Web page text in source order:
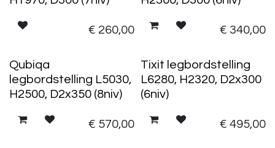
€ 260,00 € 340,00
Qubiqa
legbordstelling L5030,
H2500, D2x350 (8niv)
€ 570,00
Tixit legbordstelling
L6280, H2320, D2x300
(6niv)
€ 495,00